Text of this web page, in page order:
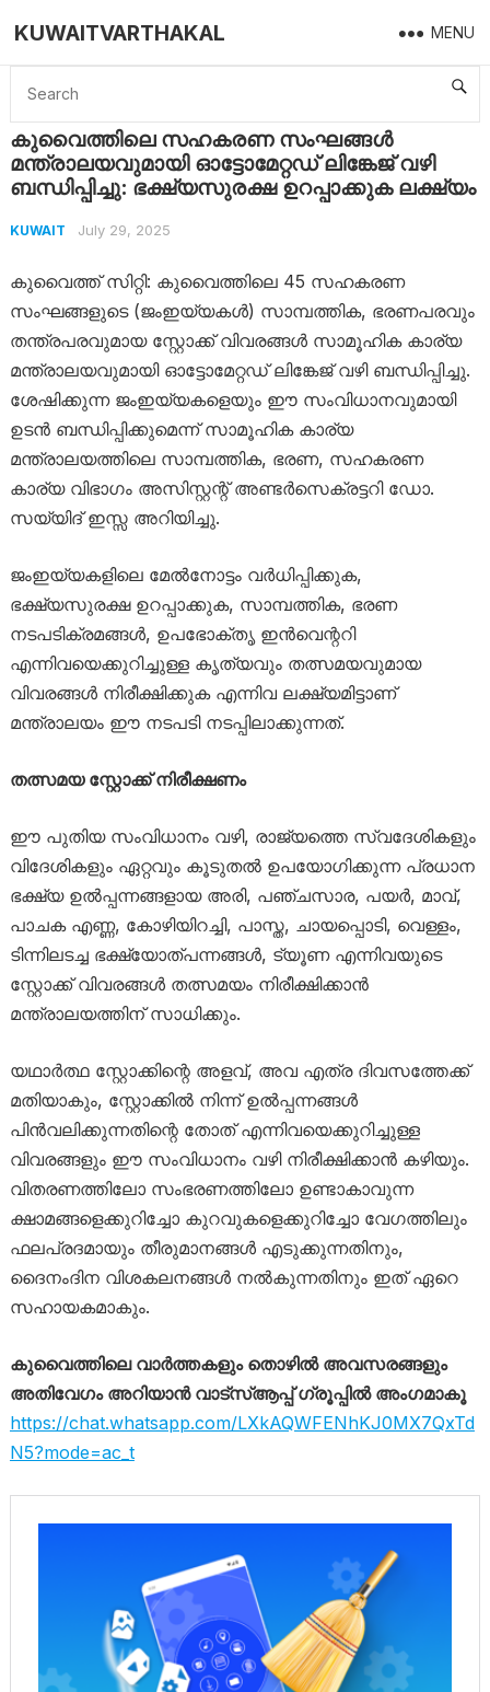
KUWAITVARTHAKAL MENU
Home Kuwait കുവൈത്തിലെ സഹകരണ സംഘങ്ങൾ മന്ത്രാലയവുമായി ഓട്ടോമേറ്റഡ് ലിങ്കേജ് വഴി ബന്ധിപ്പിച്ചു: ഭക്ഷ്യസുരക്ഷ ഉറപ്പാക്കുക ലക്ഷ്യം
കുവൈത്തിലെ സഹകരണ സംഘങ്ങൾ
മന്ത്രാലയവുമായി ഓട്ടോമേറ്റഡ് ലിങ്കേജ് വഴി
ബന്ധിപ്പിച്ചു: ഭക്ഷ്യസുരക്ഷ ഉറപ്പാക്കുക ലക്ഷ്യം
KUWAIT July 29, 2025
കുവൈത്ത് സിറ്റി: കുവൈത്തിലെ 45 സഹകരണ
സംഘങ്ങളുടെ (ജംഇയ്യകൾ) സാമ്പത്തിക, ഭരണപരവും
തന്ത്രപരവുമായ സ്റ്റോക്ക് വിവരങ്ങൾ സാമൂഹിക കാര്യ
മന്ത്രാലയവുമായി ഓട്ടോമേറ്റഡ് ലിങ്കേജ് വഴി ബന്ധിപ്പിച്ചു.
ശേഷിക്കുന്ന ജംഇയ്യകളെയും ഈ സംവിധാനവുമായി
ഉടൻ ബന്ധിപ്പിക്കുമെന്ന് സാമൂഹിക കാര്യ
മന്ത്രാലയത്തിലെ സാമ്പത്തിക, ഭരണ, സഹകരണ
കാര്യ വിഭാഗം അസിസ്റ്റന്റ് അണ്ടർസെക്രട്ടറി ഡോ.
സയ്യിദ് ഇസ്സ അറിയിച്ചു.
ജംഇയ്യകളിലെ മേൽനോട്ടം വർധിപ്പിക്കുക,
ഭക്ഷ്യസുരക്ഷ ഉറപ്പാക്കുക, സാമ്പത്തിക, ഭരണ
നടപടിക്രമങ്ങൾ, ഉപഭോക്തൃ ഇൻവെന്ററി
എന്നിവയെക്കുറിച്ചുള്ള കൃത്യവും തത്സമയവുമായ
വിവരങ്ങൾ നിരീക്ഷിക്കുക എന്നിവ ലക്ഷ്യമിട്ടാണ്
മന്ത്രാലയം ഈ നടപടി നടപ്പിലാക്കുന്നത്.
തത്സമയ സ്റ്റോക്ക് നിരീക്ഷണം
ഈ പുതിയ സംവിധാനം വഴി, രാജ്യത്തെ സ്വദേശികളും
വിദേശികളും ഏറ്റവും കൂടുതൽ ഉപയോഗിക്കുന്ന പ്രധാന
ഭക്ഷ്യ ഉൽപ്പന്നങ്ങളായ അരി, പഞ്ചസാര, പയർ, മാവ്,
പാചക എണ്ണ, കോഴിയിറച്ചി, പാസ്ത, ചായപ്പൊടി, വെള്ളം,
ടിന്നിലടച്ച ഭക്ഷ്യോത്പന്നങ്ങൾ, ട്യൂണ എന്നിവയുടെ
സ്റ്റോക്ക് വിവരങ്ങൾ തത്സമയം നിരീക്ഷിക്കാൻ
മന്ത്രാലയത്തിന് സാധിക്കും.
യഥാർത്ഥ സ്റ്റോക്കിന്റെ അളവ്, അവ എത്ര ദിവസത്തേക്ക്
മതിയാകും, സ്റ്റോക്കിൽ നിന്ന് ഉൽപ്പന്നങ്ങൾ
പിൻവലിക്കുന്നതിന്റെ തോത് എന്നിവയെക്കുറിച്ചുള്ള
വിവരങ്ങളും ഈ സംവിധാനം വഴി നിരീക്ഷിക്കാൻ കഴിയും.
വിതരണത്തിലോ സംഭരണത്തിലോ ഉണ്ടാകാവുന്ന
ക്ഷാമങ്ങളെക്കുറിച്ചോ കുറവുകളെക്കുറിച്ചോ വേഗത്തിലും
ഫലപ്രദമായും തീരുമാനങ്ങൾ എടുക്കുന്നതിനും,
ദൈനംദിന വിശകലനങ്ങൾ നൽകുന്നതിനും ഇത് ഏറെ
സഹായകമാകും.
കുവൈത്തിലെ വാർത്തകളും തൊഴിൽ അവസരങ്ങളും
അതിവേഗം അറിയാൻ വാട്സ്ആപ്പ് ഗ്രൂപ്പിൽ അംഗമാകൂ
https://chat.whatsapp.com/LXkAQWFENhKJ0MX7QxTd
N5?mode=ac_t